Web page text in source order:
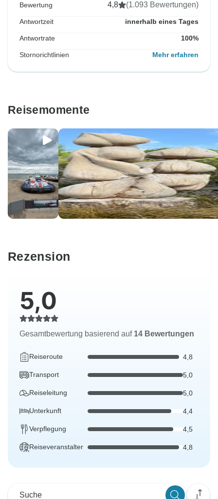
Bewertung 4,8 (1.093 Bewertungen)
Antwortzeit innerhalb eines Tages
Antwortrate 100%
Stornorichtlinien Mehr erfahren
Reisemomente
Rezension
5,0
Gesamtbewertung basierend auf 14 Bewertungen
Reiseroute 4,8
Transport 5,0
Reiseleitung 5,0
Unterkunft 4,4
Verpflegung 4,5
Reiseveranstalter 4,8